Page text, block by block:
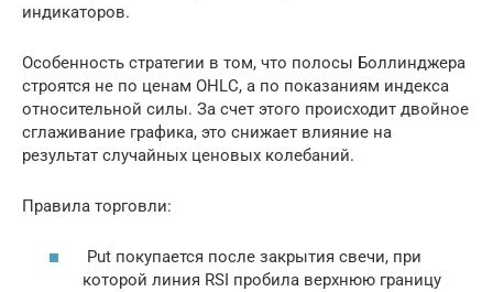
индикаторов.
Особенность стратегии в том, что полосы Боллинджера
строятся не по ценам OHLC, а по показаниям индекса
относительной силы. За счет этого происходит двойное
сглаживание графика, это снижает влияние на
результат случайных ценовых колебаний.
Правила торговли:
Put покупается после закрытия свечи, при
которой линия RSI пробила верхнюю границу